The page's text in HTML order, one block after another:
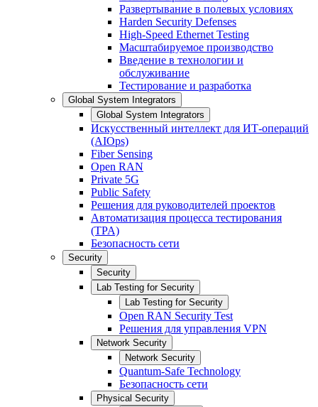
Развертывание в полевых условиях
Harden Security Defenses
High-Speed Ethernet Testing
Масштабируемое производство
Введение в технологии и
обслуживание
Тестирование и разработка
Global System Integrators
Global System Integrators
Искусственный интеллект для ИТ-операций
(AIOps)
Fiber Sensing
Open RAN
Private 5G
Public Safety
Решения для руководителей проектов
Автоматизация процесса тестирования
(TPA)
Безопасность сети
Security
Security
Lab Testing for Security
Lab Testing for Security
Open RAN Security Test
Решения для управления VPN
Network Security
Network Security
Quantum-Safe Technology
Безопасность сети
Physical Security